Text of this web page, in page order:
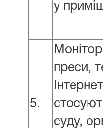
у
5.
преси,
суду,